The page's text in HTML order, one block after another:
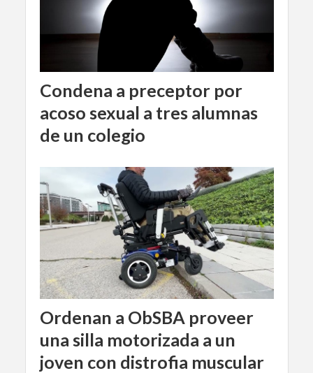
Condena a preceptor por
acoso sexual a tres alumnas
de un colegio
Ordenan a ObSBA proveer
una silla motorizada a un
joven con distrofia muscular